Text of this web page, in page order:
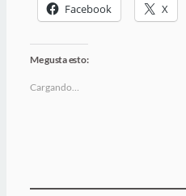
Facebook X
Me gusta esto:
Cargando…